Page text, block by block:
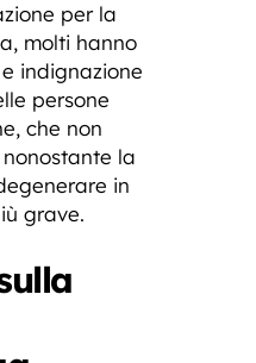
per la
molti hanno
indignazione
persone
che non
la
in
grave.